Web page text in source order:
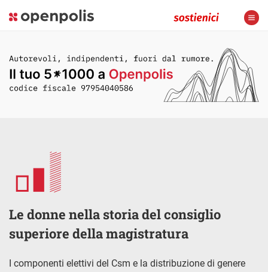
Le donne nella storia del consiglio
superiore della magistratura
I componenti elettivi del Csm e la distribuzione di genere